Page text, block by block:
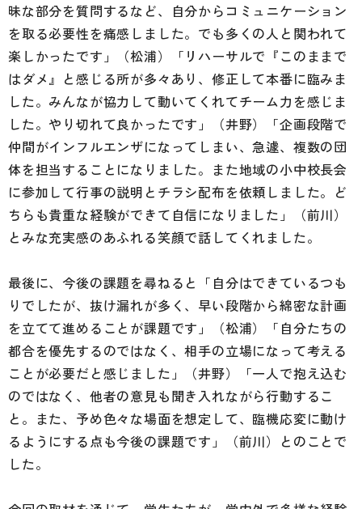
昧な部分を質問するなど、自分からコミュニケーション
を取る必要性を痛感しました。でも多くの人と関われて
楽しかったです」（松浦）「リハーサルで『このままで
はダメ』と感じる所が多々あり、修正して本番に臨みま
した。みんなが協力して動いてくれてチーム力を感じま
した。やり切れて良かったです」（井野）「企画段階で
仲間がインフルエンザになってしまい、急遽、複数の団
体を担当することになりました。また地域の小中校長会
に参加して行事の説明とチラシ配布を依頼しました。ど
ちらも貴重な経験ができて自信になりました」（前川）
とみな充実感のあふれる笑顔で話してくれました。
最後に、今後の課題を尋ねると「自分はできているつも
りでしたが、抜け漏れが多く、早い段階から綿密な計画
を立てて進めることが課題です」（松浦）「自分たちの
都合を優先するのではなく、相手の立場になって考える
ことが必要だと感じました」（井野）「一人で抱え込む
のではなく、他者の意見も聞き入れながら行動するこ
と。また、予め色々な場面を想定して、臨機応変に動け
るようにする点も今後の課題です」（前川）とのことで
した。